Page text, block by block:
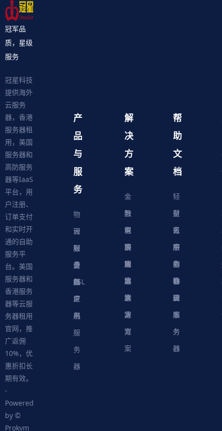
冠军品
质，星级
服务
冠星科技
提供海外
云服务
器，香港
服务器租
用，美国
服务器和
高防服务
器等IaaS
平台，用
户注册、
订单支付
和实时开
通的自助
服务平
台。美国
服务器和
香港服务
器等云服
务器租用
官网，推
广返佣
10%，优
惠折扣长
期有效。
-
Powered
by ©
Prokvm
产
品
与
服
务
物
理
服
务
器
云
服
务
器
轻
量
级
应
用
服
务
器
虚
拟
主
机
SSL
证
书
解
决
方
案
金
融
解
决
方
案
教
育
解
决
方
案
电
商
解
决
方
案
游
戏
解
决
方
案
网
站
解
决
方
案
帮
助
文
档
轻
量
云
服
务
器
财
务
中
心
账
户
中
心
服
务
协
议
软
件
脚
本
物
理
服
务
器
云
服
务
器